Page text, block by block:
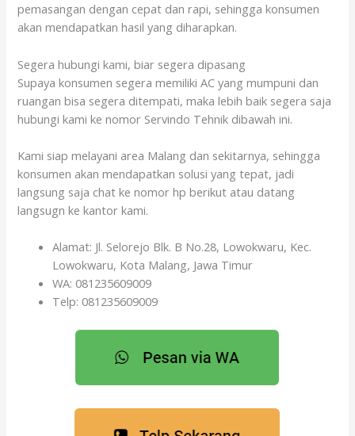
pemasangan dengan cepat dan rapi, sehingga konsumen
akan mendapatkan hasil yang diharapkan.
Segera hubungi kami, biar segera dipasang
Supaya konsumen segera memiliki AC yang mumpuni dan
ruangan bisa segera ditempati, maka lebih baik segera saja
hubungi kami ke nomor Servindo Tehnik dibawah ini.
Kami siap melayani area Malang dan sekitarnya, sehingga
konsumen akan mendapatkan solusi yang tepat, jadi
langsung saja chat ke nomor hp berikut atau datang
langsugn ke kantor kami.
Alamat: Jl. Selorejo Blk. B No.28, Lowokwaru, Kec.
Lowokwaru, Kota Malang, Jawa Timur
WA: 081235609009
Telp: 081235609009